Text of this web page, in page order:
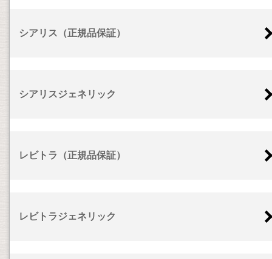
シアリス（正規品保証）
シアリスジェネリック
レビトラ（正規品保証）
レビトラジェネリック